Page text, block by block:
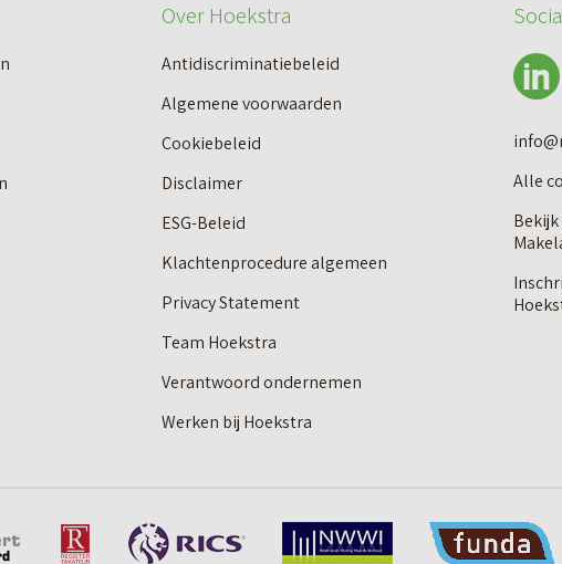
Over Hoekstra
Antidiscriminatiebeleid
Algemene voorwaarden
Cookiebeleid
Disclaimer
ESG-Beleid
Klachtenprocedure algemeen
Privacy Statement
Team Hoekstra
Verantwoord ondernemen
Werken bij Hoekstra
Alle